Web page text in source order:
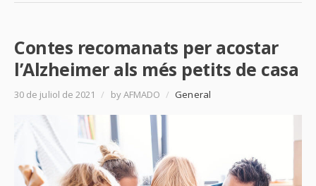
Contes recomanats per acostar
l’Alzheimer als més petits de casa
30 de juliol de 2021 / by AFMADO / General